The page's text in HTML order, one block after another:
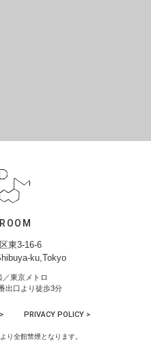
東3-16-6
ku,Tokyo
東京メトロ
出口より徒歩3分
PRIVACY POLICY >
り全館禁煙となります。